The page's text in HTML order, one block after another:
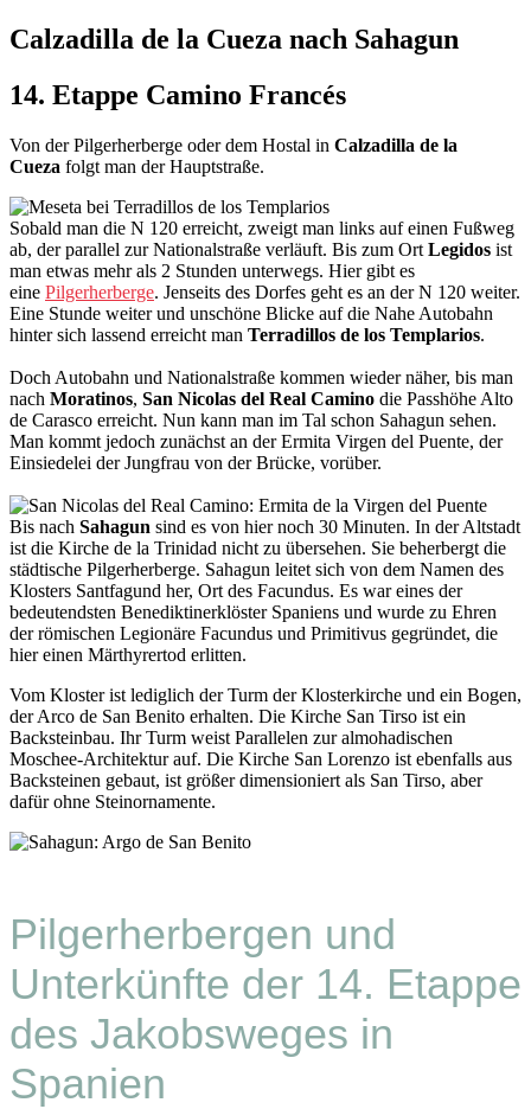
Calzadilla de la Cueza nach Sahagun
14. Etappe Camino Francés
Von der Pilgerherberge oder dem Hostal in Calzadilla de la
Cueza folgt man der Hauptstraße.
Sobald man die N 120 erreicht, zweigt man links auf einen Fußweg
ab, der parallel zur Nationalstraße verläuft. Bis zum Ort Legidos ist
man etwas mehr als 2 Stunden unterwegs. Hier gibt es
eine Pilgerherberge. Jenseits des Dorfes geht es an der N 120 weiter.
Eine Stunde weiter und unschöne Blicke auf die Nahe Autobahn
hinter sich lassend erreicht man Terradillos de los Templarios.
Doch Autobahn und Nationalstraße kommen wieder näher, bis man
nach Moratinos, San Nicolas del Real Camino die Passhöhe Alto
de Carasco erreicht. Nun kann man im Tal schon Sahagun sehen.
Man kommt jedoch zunächst an der Ermita Virgen del Puente, der
Einsiedelei der Jungfrau von der Brücke, vorüber.
Bis nach Sahagun sind es von hier noch 30 Minuten. In der Altstadt
ist die Kirche de la Trinidad nicht zu übersehen. Sie beherbergt die
städtische Pilgerherberge. Sahagun leitet sich von dem Namen des
Klosters Santfagund her, Ort des Facundus. Es war eines der
bedeutendsten Benediktinerklöster Spaniens und wurde zu Ehren
der römischen Legionäre Facundus und Primitivus gegründet, die
hier einen Märthyrertod erlitten.
Vom Kloster ist lediglich der Turm der Klosterkirche und ein Bogen,
der Arco de San Benito erhalten. Die Kirche San Tirso ist ein
Backsteinbau. Ihr Turm weist Parallelen zur almohadischen
Moschee-Architektur auf. Die Kirche San Lorenzo ist ebenfalls aus
Backsteinen gebaut, ist größer dimensioniert als San Tirso, aber
dafür ohne Steinornamente.
Pilgerherbergen und
Unterkünfte der 14. Etappe
des Jakobsweges in
Spanien